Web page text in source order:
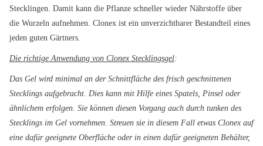
Stecklingen. Damit kann die Pflanze schneller wieder Nährstoffe über
die Wurzeln aufnehmen. Clonex ist ein unverzichtbarer Bestandteil eines
jeden guten Gärtners.
Die richtige Anwendung von Clonex Stecklingsgel:
Das Gel wird minimal an der Schnittfläche des frisch geschnittenen
Stecklings aufgebracht. Dies kann mit Hilfe eines Spatels, Pinsel oder
ähnlichem erfolgen. Sie können diesen Vorgang auch durch tunken des
Stecklings im Gel vornehmen. Streuen sie in diesem Fall etwas Clonex auf
eine dafür geeignete Oberfläche oder in einen dafür geeigneten Behälter,